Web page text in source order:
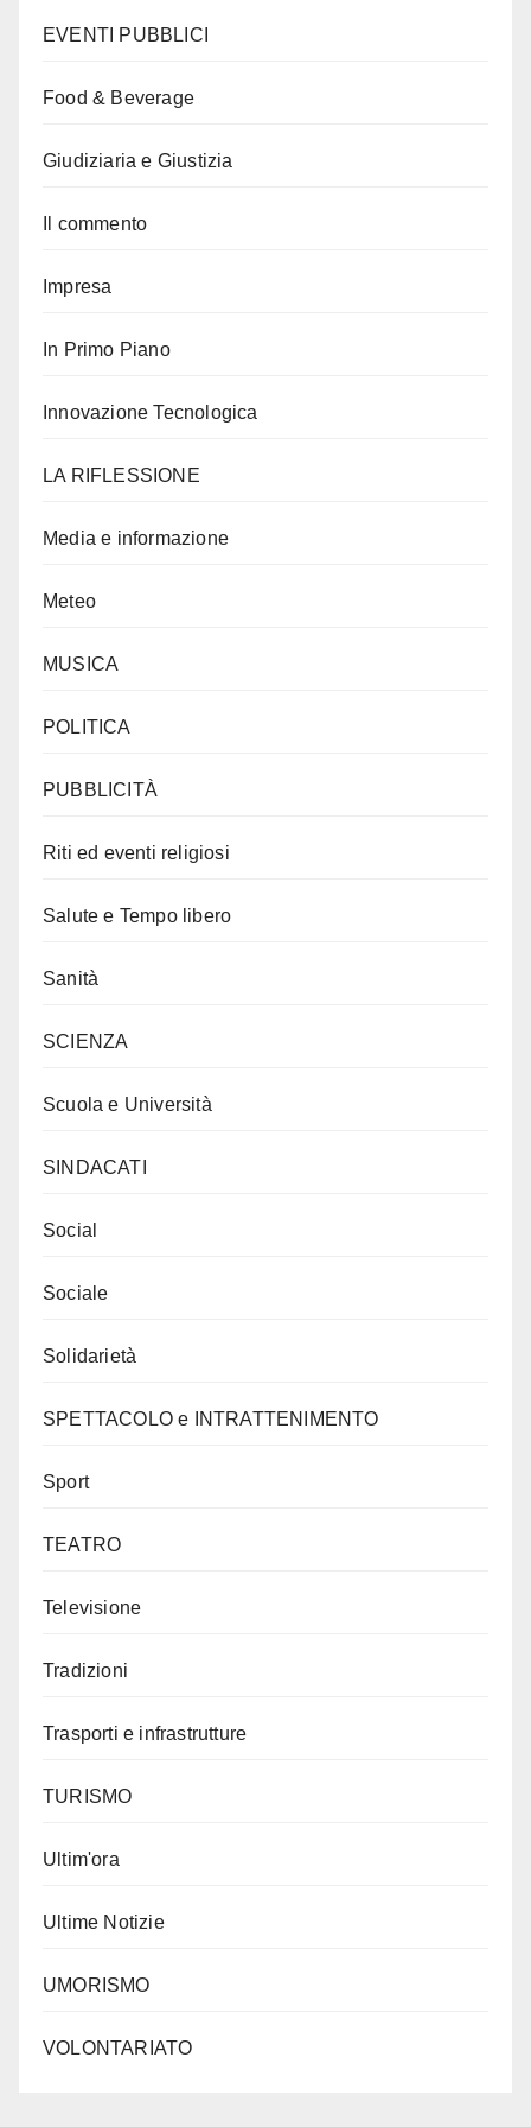
EVENTI PUBBLICI
Food & Beverage
Giudiziaria e Giustizia
Il commento
Impresa
In Primo Piano
Innovazione Tecnologica
LA RIFLESSIONE
Media e informazione
Meteo
MUSICA
POLITICA
PUBBLICITÀ
Riti ed eventi religiosi
Salute e Tempo libero
Sanità
SCIENZA
Scuola e Università
SINDACATI
Social
Sociale
Solidarietà
SPETTACOLO e INTRATTENIMENTO
Sport
TEATRO
Televisione
Tradizioni
Trasporti e infrastrutture
TURISMO
Ultim'ora
Ultime Notizie
UMORISMO
VOLONTARIATO